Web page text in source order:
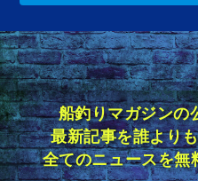
船釣りマガジンの
最新記事を誰より
全てのニュースを無